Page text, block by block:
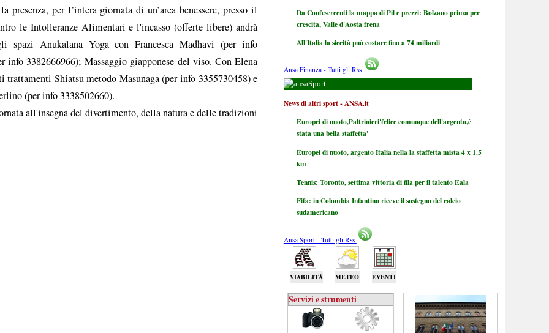
per l’intera giornata di un’area benessere, presso il
le Intolleranze Alimentari e l'incasso (offerte libere) andrà
spazi Anukalana Yoga con Francesca Madhavi (per info
3382666966); Massaggio giapponese del viso. Con Elena
Shiatsu metodo Masunaga (per info 3355730458) e
(per info 3338502660).
all'insegna del divertimento, della natura e delle tradizioni
Da Confesercenti la mappa di Pil e prezzi: Bolzano prima per
crescita, Valle d'Aosta frena
All'Italia la siccità può costare fino a 74 miliardi
Ansa Finanza - Tutti gli Rss
Sport
News di altri sport - ANSA.it
Europei di nuoto,Paltrinieri'felice comunque dell'argento,è
stata una bella staffetta'
Europei di nuoto, argento Italia nella la staffetta mista 4 x 1.5
km
Tennis: Toronto, settima vittoria di fila per il talento Eala
Fifa: in Colombia Infantino riceve il sostegno del calcio
sudamericano
Ansa Sport - Tutti gli Rss
VIABILITÀ METEO EVENTI
Servizi e strumenti